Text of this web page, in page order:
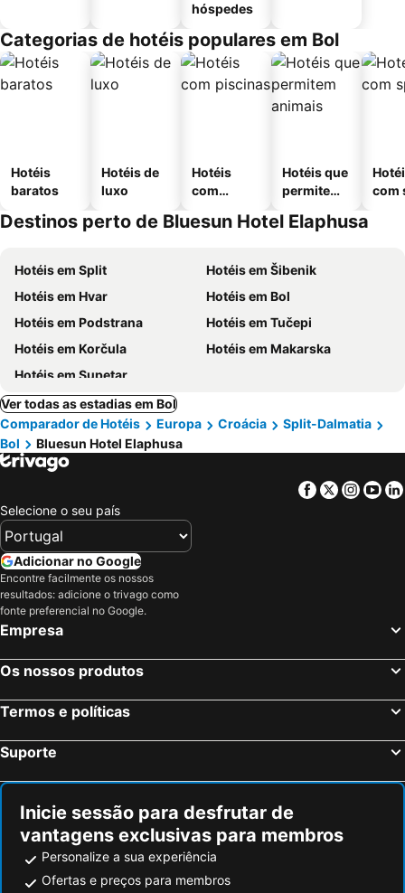
hóspedes
Categorias de hotéis populares em Bol
Hotéis
baratos
Hotéis de
luxo
Hotéis
com
Hotéis que
permitem
com
Destinos perto de Bluesun Hotel Elaphusa
Hotéis em Split
Hotéis em Šibenik
Hotéis em Hvar
Hotéis em Bol
Hotéis em Podstrana
Hotéis em Tučepi
Hotéis em Korčula
Hotéis em Makarska
Hotéis em Supetar
Ver todas as estadias em Bol
Comparador de Hotéis
Europa Croácia
Split-Dalmatia
Bol
Bluesun Hotel Elaphusa
Facebook
Twitter
Selecione o seu país
Adicionar no Google
Encontre facilmente os nossos
resultados: adicione o trivago como
fonte preferencial no Google.
Empresa
Os nossos produtos
Termos e políticas
Suporte
Inicie sessão para desfrutar de
vantagens exclusivas para membros
Personalize a sua experiência
Ofertas e preços para membros